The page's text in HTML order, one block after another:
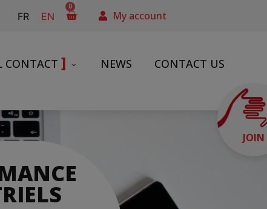
FR EN
0
My account
CONTACT ] NEWS CONTACT US
JOIN